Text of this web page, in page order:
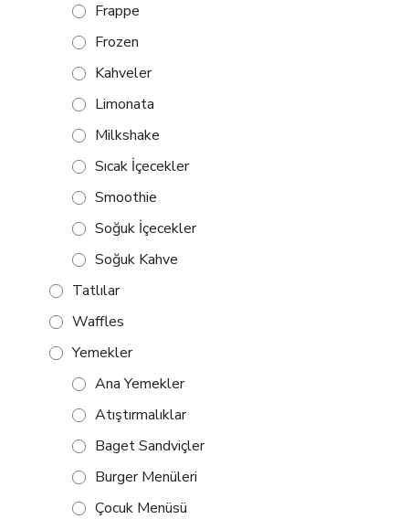
Frappe
Frozen
Kahveler
Limonata
Milkshake
Sıcak İçecekler
Smoothie
Soğuk İçecekler
Soğuk Kahve
Tatlılar
Waffles
Yemekler
Ana Yemekler
Atıştırmalıklar
Baget Sandviçler
Burger Menüleri
Çocuk Menüsü